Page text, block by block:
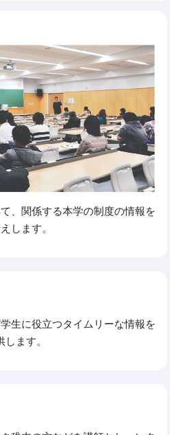
、関係する本学の制度の情報を
します。
生に役立つタイムリーな情報を
します。